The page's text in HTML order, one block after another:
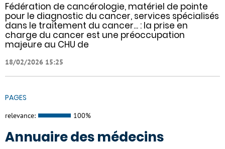
Fédération de cancérologie, matériel de pointe
pour le diagnostic du cancer, services spécialisés
dans le traitement du cancer... : la prise en
charge du cancer est une préoccupation
majeure au CHU de
18/02/2026 15:25
PAGES
relevance: 100%
Annuaire des médecins